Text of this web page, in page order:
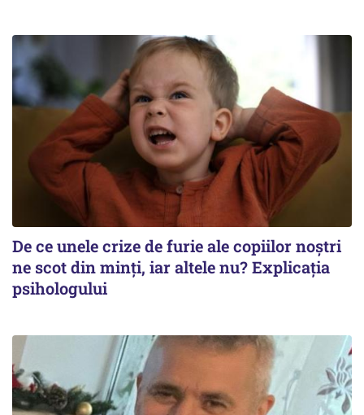
De ce unele crize de furie ale copiilor noștri
ne scot din minți, iar altele nu? Explicația
psihologului